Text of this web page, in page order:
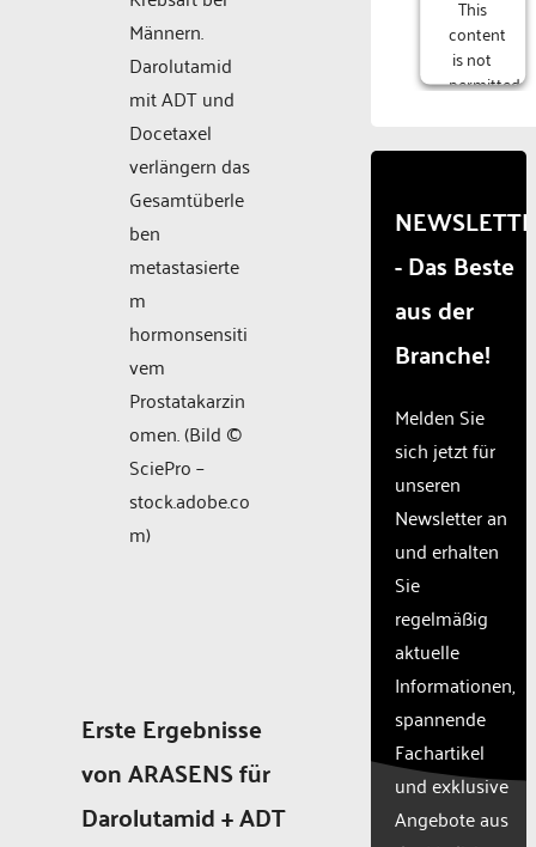
Männern.
Darolutamid
mit ADT und
Docetaxel
verlängern das
Gesamtüberle
ben
metastasierte
m
hormonsensiti
vem
Prostatakarzin
omen. (Bild ©
SciePro –
stock.adobe.co
m)
Erste Ergebnisse
von ARASENS für
Darolutamid + ADT
This
content
is not
permitted
due to
that
are
not
disclosed
to the
The
owner
needs
to
setup
the
site
with
CMP
to add
content
to the
list of
used.
Powered
- Das Beste
aus der
Branche!
Melden Sie
sich jetzt für
unseren
Newsletter an
und erhalten
Sie
regelmäßig
aktuelle
Informationen,
spannende
Fachartikel
und exklusive
Angebote aus